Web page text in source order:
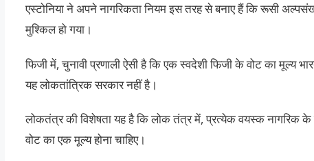
एस्टोनिया ने अपने नागरिकता नियम इस तरह से बनाए हैं कि रूसी
मुश्किल हो गया।
फिजी में, चुनावी प्रणाली ऐसी है कि एक स्वदेशी फिजी के वोट का मूल्य
यह लोकतांत्रिक सरकार नहीं है।
लोकतंत्र की विशेषता यह है कि लोक तंत्र में, प्रत्येक वयस्क नागरिक के
वोट का एक मूल्य होना चाहिए।